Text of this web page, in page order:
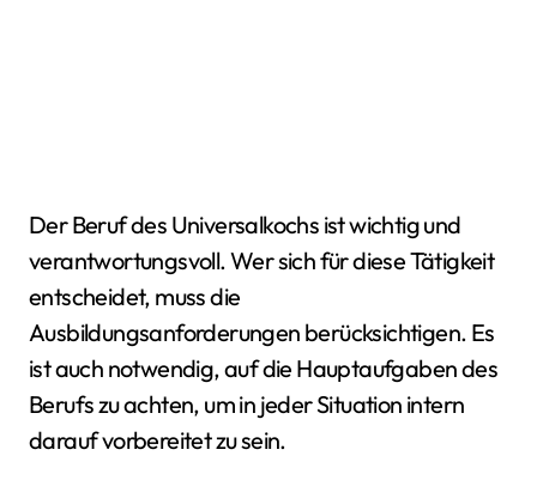
Der Beruf des Universalkochs ist wichtig und
verantwortungsvoll. Wer sich für diese Tätigkeit
entscheidet, muss die
Ausbildungsanforderungen berücksichtigen. Es
ist auch notwendig, auf die Hauptaufgaben des
Berufs zu achten, um in jeder Situation intern
darauf vorbereitet zu sein.